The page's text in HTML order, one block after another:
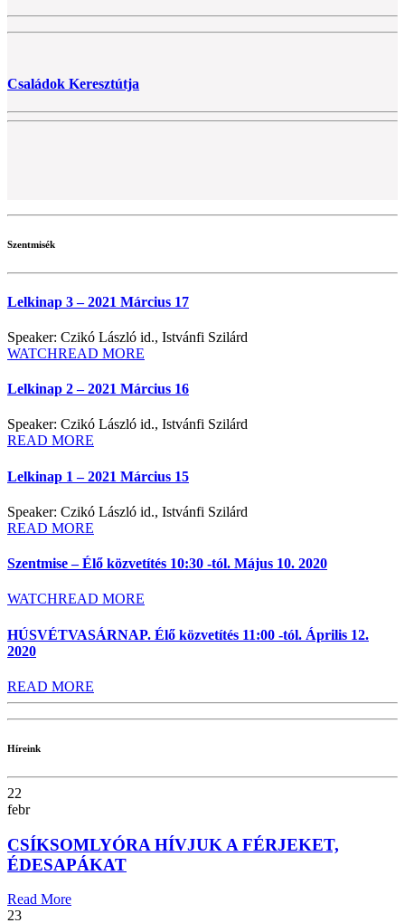
Családok Keresztútja
Szentmisék
Lelkinap 3 – 2021 Március 17
Speaker: Czikó László id., Istvánfi Szilárd
WATCHREAD MORE
Lelkinap 2 – 2021 Március 16
Speaker: Czikó László id., Istvánfi Szilárd
READ MORE
Lelkinap 1 – 2021 Március 15
Speaker: Czikó László id., Istvánfi Szilárd
READ MORE
Szentmise – Élő közvetítés 10:30 -tól. Május 10. 2020
WATCHREAD MORE
HÚSVÉTVASÁRNAP. Élő közvetítés 11:00 -tól. Április 12.
2020
READ MORE
Híreink
22
febr
CSÍKSOMLYÓRA HÍVJUK A FÉRJEKET,
ÉDESAPÁKAT
Read More
23